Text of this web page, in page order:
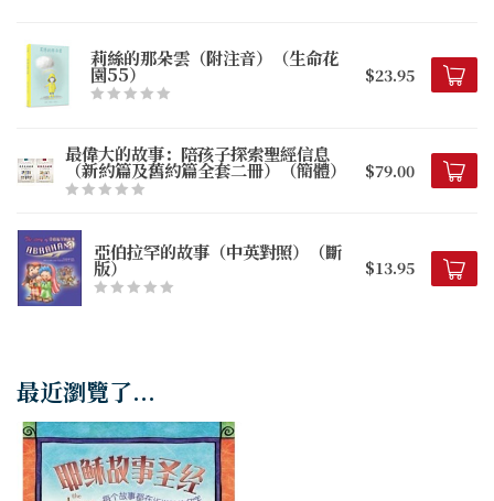
莉絲的那朵雲（附注音）（生命花
園55） $23.95
最偉大的故事：陪孩子探索聖經信息
（新約篇及舊約篇全套二冊）（簡體） $79.00
亞伯拉罕的故事（中英對照）（斷
版） $13.95
最近瀏覽了...